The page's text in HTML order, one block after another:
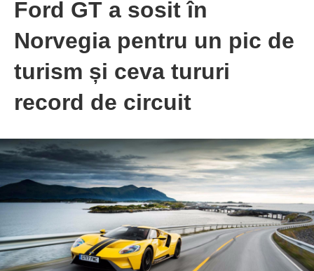
Ford GT a sosit în
Norvegia pentru un pic de
turism și ceva tururi
record de circuit